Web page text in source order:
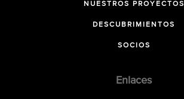
NUESTROS PROYECTOS
DESCUBRIMIENTOS
SOCIOS
Enlaces